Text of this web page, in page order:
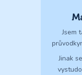
Jsem
Jinak